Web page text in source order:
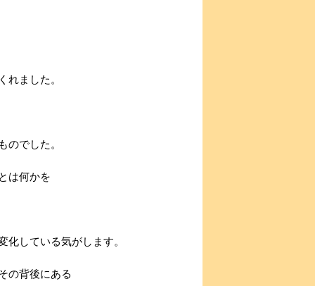
ました。
でした。
は何かを
している気がします。
の背後にある